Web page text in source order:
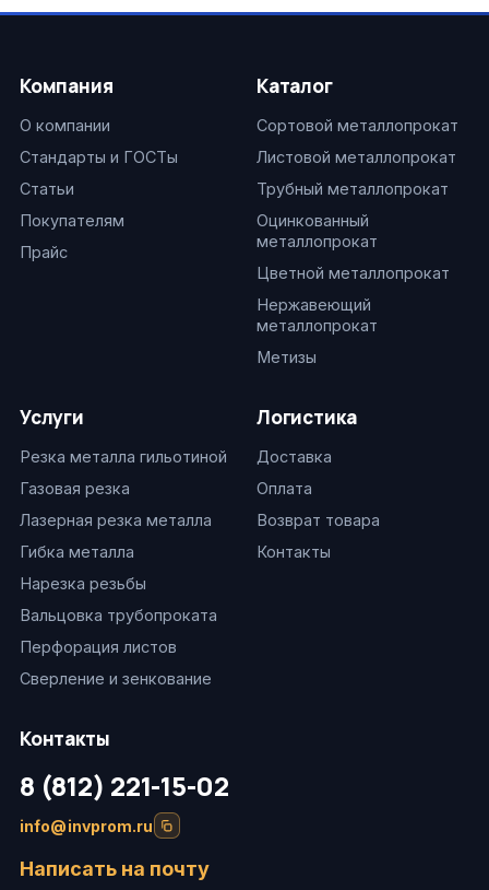
Компания
О компании
Стандарты и ГОСТы
Статьи
Покупателям
Прайс
Каталог
Сортовой металлопрокат
Листовой металлопрокат
Трубный металлопрокат
Оцинкованный
металлопрокат
Цветной металлопрокат
Нержавеющий
металлопрокат
Метизы
Услуги
Резка металла гильотиной
Газовая резка
Лазерная резка металла
Гибка металла
Нарезка резьбы
Вальцовка трубопроката
Перфорация листов
Сверление и зенкование
Логистика
Доставка
Оплата
Возврат товара
Контакты
Контакты
8 (812) 221-15-02
info@invprom.ru
Написать на почту